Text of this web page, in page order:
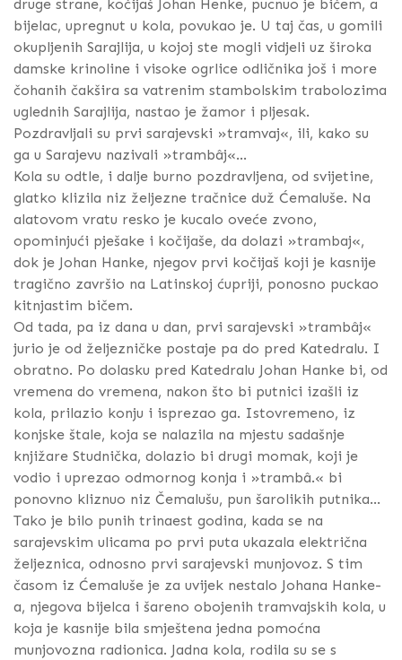
druge strane, kočijaš Johan Henke, pucnuo je bičem, a
bijelac, upregnut u kola, povukao je. U taj čas, u gomili
okupljenih Sarajlija, u kojoj ste mogli vidjeli uz široka
damske krinoline i visoke ogrlice odličnika još i more
čohanih čakšira sa vatrenim stambolskim trabolozima
uglednih Sarajlija, nastao je žamor i pljesak.
Pozdravljali su prvi sarajevski »tramvaj«, ili, kako su
ga u Sarajevu nazivali »trambâj«...
Kola su odtle, i dalje burno pozdravljena, od svijetine,
glatko klizila niz željezne tračnice duž Ćemaluše. Na
alatovom vratu resko je kucalo oveće zvono,
opominjući pješake i kočijaše, da dolazi »trambaj«,
dok je Johan Hanke, njegov prvi kočijaš koji je kasnije
tragično završio na Latinskoj ćupriji, ponosno puckao
kitnjastim bičem.
Od tada, pa iz dana u dan, prvi sarajevski »trambâj«
jurio je od željezničke postaje pa do pred Katedralu. I
obratno. Po dolasku pred Katedralu Johan Hanke bi, od
vremena do vremena, nakon što bi putnici izašli iz
kola, prilazio konju i isprezao ga. Istovremeno, iz
konjske štale, koja se nalazila na mjestu sadašnje
knjižare Studnička, dolazio bi drugi momak, koji je
vodio i uprezao odmornog konja i »trambâ.« bi
ponovno kliznuo niz Čemalušu, pun šarolikih putnika...
Tako je bilo punih trinaest godina, kada se na
sarajevskim ulicama po prvi puta ukazala električna
željeznica, odnosno prvi sarajevski munjovoz. S tim
časom iz Ćemaluše je za uvijek nestalo Johana Hanke-
a, njegova bijelca i šareno obojenih tramvajskih kola, u
koja je kasnije bila smještena jedna pomoćna
munjovozna radionica. Jadna kola, rodila su se s